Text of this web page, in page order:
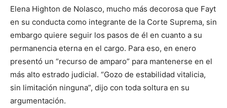
Elena Highton de Nolasco, mucho más decorosa que Fayt
en su conducta como integrante de la Corte Suprema, sin
embargo quiere seguir los pasos de él en cuanto a su
permanencia eterna en el cargo. Para eso, en enero
presentó un “recurso de amparo” para mantenerse en el
más alto estrado judicial. “Gozo de estabilidad vitalicia,
sin limitación ninguna”, dijo con toda soltura en su
argumentación.